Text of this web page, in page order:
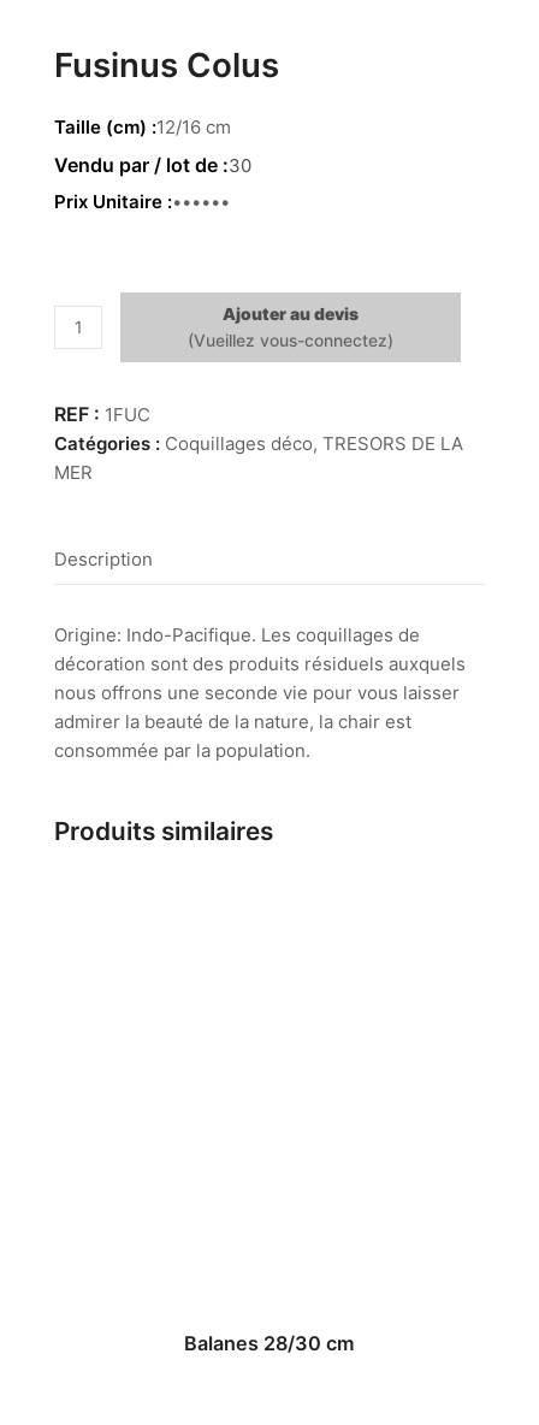
Fusinus Colus
Taille (cm) 12/16 cm
30
Prix Unitaire 1.09 €
quantité
de
Colus
Ajouter au devis
1FUC
Catégories : Coquillages déco, TRESORS DE LA
MER
Description
Origine: Indo-Pacifique. Les coquillages de
décoration sont des produits résiduels auxquels
nous offrons une seconde vie pour vous laisser
admirer la beauté de la nature, la chair est
consommée par la population.
Produits similaires
Balanes 28/30 cm